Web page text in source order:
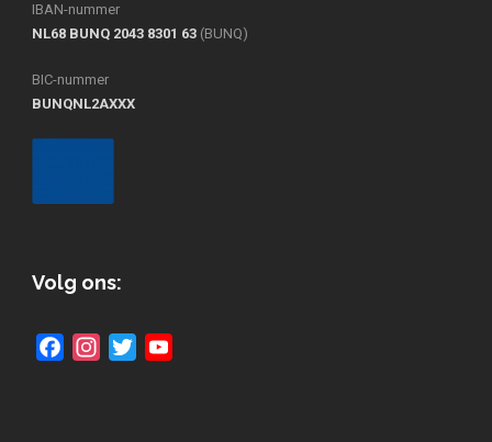
IBAN-nummer
NL68 BUNQ 2043 8301 63 (BUNQ)
BIC-nummer
BUNQNL2AXXX
Volg ons:
FacebookInstagram
Twitter